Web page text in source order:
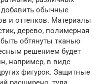
обычные
и оттенков. Материалы
дерево, полимерная
обтянуты тканью
решением будет
например, в виде
фигурок. Защитные